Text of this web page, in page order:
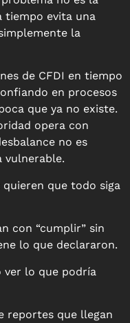
tiempo evita una
la
de CFDI en tiempo
en procesos
que ya no existe.
opera con
no es
vulnerable.
que todo siga
con “cumplir” sin
lo que declararon.
ver lo que podría
reportes que llegan